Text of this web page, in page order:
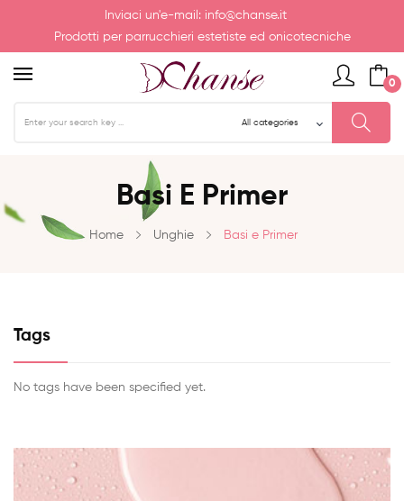
Inviaci un'e-mail: info@chanse.it
Prodotti per parrucchieri estetiste ed onicotecniche
0
Basi E Primer
Home Unghie Basi e Primer
Tags
No tags have been specified yet.